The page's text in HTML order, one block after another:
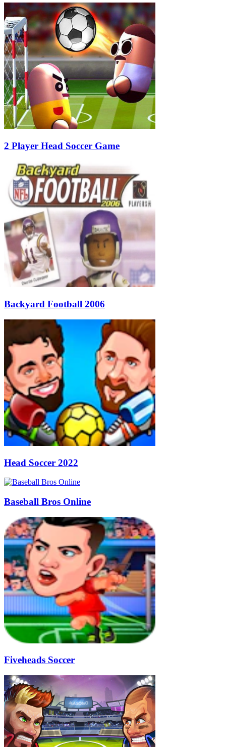
2 Player Head Soccer Game
Backyard Football 2006
Head Soccer 2022
Baseball Bros Online
Fiveheads Soccer